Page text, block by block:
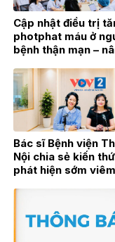
Cập nhật điều trị
photphat máu ở
bệnh thận mạn –
hành lâm sàng
Bác sĩ Bệnh viện
Nội chia sẻ kiến
phát hiện sớm
trực tiếp VOV2